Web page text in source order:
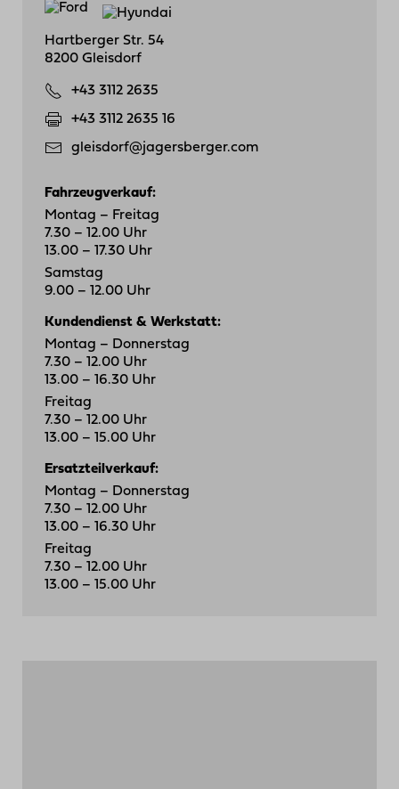
Hartberger Str. 54
8200 Gleisdorf
+43 3112 2635
+43 3112 2635 16
gleisdorf@jagersberger.com
Fahrzeugverkauf:
Montag – Freitag
7.30 – 12.00 Uhr
13.00 – 17.30 Uhr
Samstag
9.00 – 12.00 Uhr
Kundendienst & Werkstatt:
Montag – Donnerstag
7.30 – 12.00 Uhr
13.00 – 16.30 Uhr
Freitag
7.30 – 12.00 Uhr
13.00 – 15.00 Uhr
Ersatzteilverkauf:
Montag – Donnerstag
7.30 – 12.00 Uhr
13.00 – 16.30 Uhr
Freitag
7.30 – 12.00 Uhr
13.00 – 15.00 Uhr